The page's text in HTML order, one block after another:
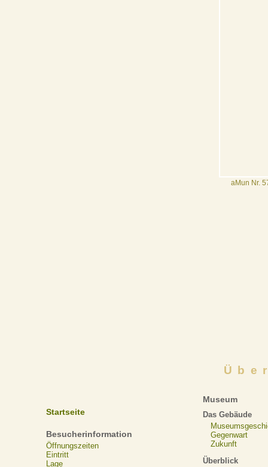
aMun Nr.
Startseite
Besucherinformation
Öffnungszeiten
Eintritt
Lage
Museum
Das Gebäude
Gegenwart
Zukunft
Überblick